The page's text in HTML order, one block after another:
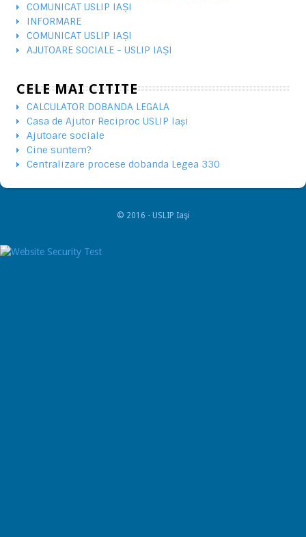
COMUNICAT USLIP IAȘI
INFORMARE
COMUNICAT USLIP IAȘI
AJUTOARE SOCIALE - USLIP IAȘI
CELE MAI CITITE
CALCULATOR DOBANDA LEGALA
Casa de Ajutor Reciproc USLIP Iași
Ajutoare sociale
Cine suntem?
Centralizare procese dobanda Legea 330
© 2016 - USLIP Iaşi